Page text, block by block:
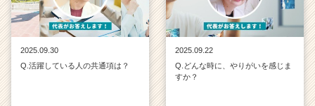
2025.09.30
Q.活躍している人の共通項は？
2025.09.22
Q.どんな時に、やりがいを感じま
すか？